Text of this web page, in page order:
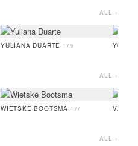
ALL ›
YULIANA DUARTE 179 YOO
ALL ›
WIETSKE BOOTSMA 177
ALL ›